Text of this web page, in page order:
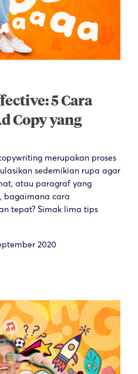
5 Cara
Copy yang
merupakan proses
sedemikian rupa agar
atau paragraf yang
bagaimana cara
tepat? Simak lima tips
2020